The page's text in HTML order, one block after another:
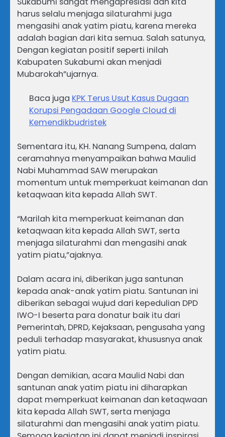
harus selalu menjaga silaturahmi juga
mengasihi anak yatim piatu, karena mereka
adalah bagian dari kita semua. Salah satunya,
Dengan kegiatan positif seperti inilah
Kabupaten Sukabumi akan menjadi
Mubarokah”ujarnya.
Baca juga KPK Terus Usut Kasus Dugaan
Korupsi Pengadaan Google Cloud di
Kemendikbudristek
Sementara itu, KH. Nanang Sumpena, dalam
ceramahnya menyampaikan bahwa Maulid
Nabi Muhammad SAW merupakan
momentum untuk memperkuat keimanan dan
ketaqwaan kita kepada Allah SWT.
“Marilah kita memperkuat keimanan dan
ketaqwaan kita kepada Allah SWT, serta
menjaga silaturahmi dan mengasihi anak
yatim piatu,”ajaknya.
Dalam acara ini, diberikan juga santunan
kepada anak-anak yatim piatu. Santunan ini
diberikan sebagai wujud dari kepedulian DPD
IWO-I beserta para donatur baik itu dari
Pemerintah, DPRD, Kejaksaan, pengusaha yang
peduli terhadap masyarakat, khususnya anak
yatim piatu.
Dengan demikian, acara Maulid Nabi dan
santunan anak yatim piatu ini diharapkan
dapat memperkuat keimanan dan ketaqwaan
kita kepada Allah SWT, serta menjaga
silaturahmi dan mengasihi anak yatim piatu.